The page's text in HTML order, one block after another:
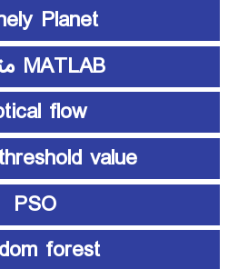
Planet
MATLAB متلب
flow
value
PSO
forest